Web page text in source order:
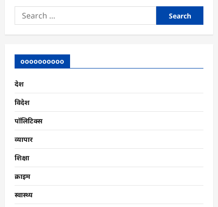
Search
for:
oooooooooo
देश
विदेश
पॉलिटिक्स
व्यापार
शिक्षा
क्राइम
स्वास्थ्य